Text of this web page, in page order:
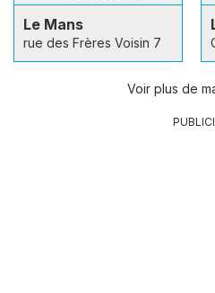
Le Mans
rue des Frères Voisin 7
Voir plus de